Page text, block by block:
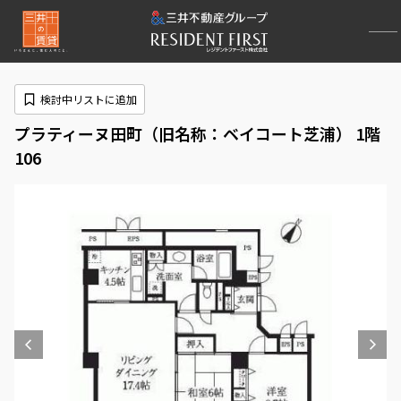
プラティーヌ田町（旧名称：ベイコート芝浦） 1階
106
検討中リストに追加